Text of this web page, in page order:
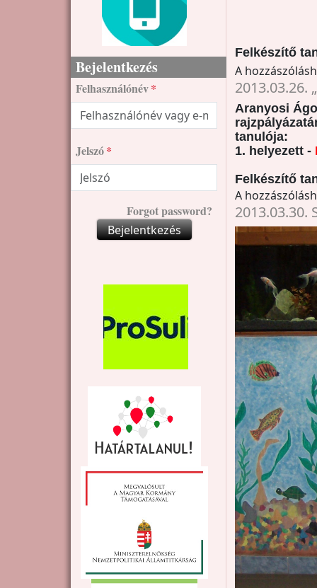
Bejelentkezés
Felhasználónév
Jelszó
Forgot password?
Bejelentkezés
Felkészítő
A
2013.03.26.
Aranyosi
tanulója:
1. helyezett -
Felkészítő
A
2013.03.30.